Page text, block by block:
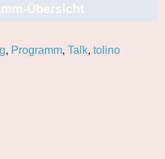
Übersicht
, Programm, Talk, tolino